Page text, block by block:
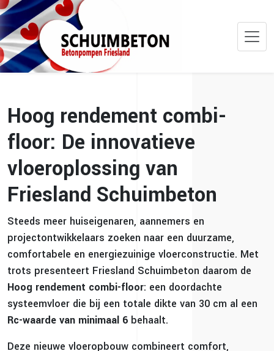
Hoog rendement combi-
floor: De innovatieve
vloeroplossing van
Friesland Schuimbeton
Steeds meer huiseigenaren, aannemers en
projectontwikkelaars zoeken naar een duurzame,
comfortabele en energiezuinige vloerconstructie. Met
trots presenteert Friesland Schuimbeton daarom de
Hoog rendement combi-floor: een doordachte
systeemvloer die bij een totale dikte van 30 cm al een
Rc-waarde van minimaal 6 behaalt.
Deze nieuwe vloeropbouw combineert comfort,